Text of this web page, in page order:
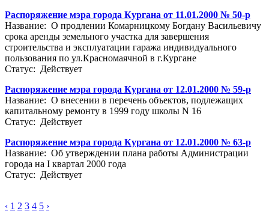
Распоряжение мэра города Кургана от 11.01.2000 № 50-р
Название: О продлении Комарницкому Богдану Васильевичу
срока аренды земельного участка для завершения
строительства и эксплуатации гаража индивидуального
пользования по ул.Красномаячной в г.Кургане
Статус: Действует
Распоряжение мэра города Кургана от 12.01.2000 № 59-р
Название: О внесении в перечень объектов, подлежащих
капитальному ремонту в 1999 году школы N 16
Статус: Действует
Распоряжение мэра города Кургана от 12.01.2000 № 63-р
Название: Об утверждении плана работы Администрации
города на I квартал 2000 года
Статус: Действует
‹ 1 2 3 4 5 ›